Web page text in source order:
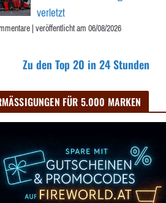
verletzt
|veröffentlicht am 06/08/2026
Zu den Top 20 in 24 Stunden
FÜR 5.000 MARKEN